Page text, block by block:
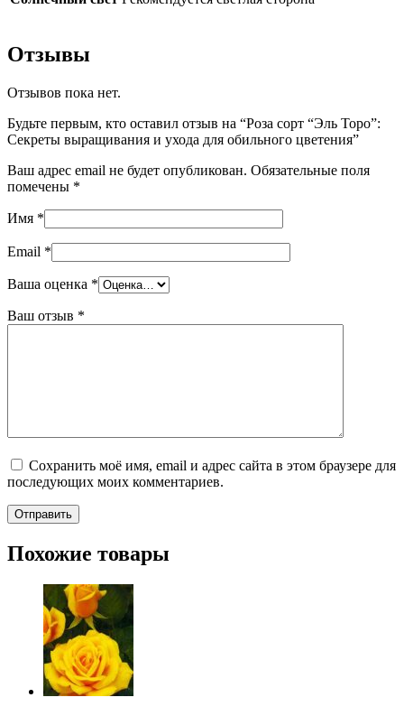
Отзывы
Отзывов пока нет.
Будьте первым, кто оставил отзыв на “Роза сорт “Эль Торо”:
Секреты выращивания и ухода для обильного цветения”
Ваш адрес email не будет опубликован. Обязательные поля
помечены *
Имя *
Email *
Ваша оценка *
Ваш отзыв *
Сохранить моё имя, email и адрес сайта в этом браузере для
последующих моих комментариев.
Похожие товары